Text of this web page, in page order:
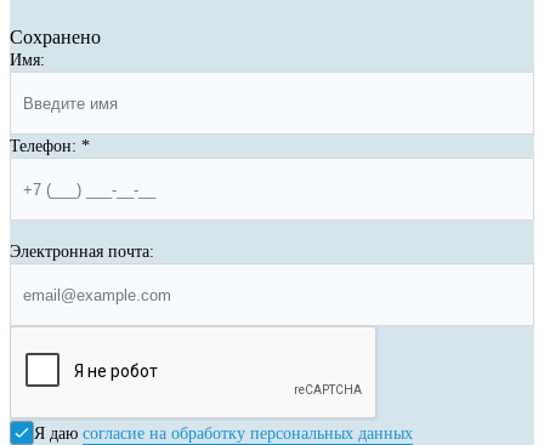
Сохранено
Имя:
Телефон: *
Электронная почта:
Я даю согласие на обработку персональных данных